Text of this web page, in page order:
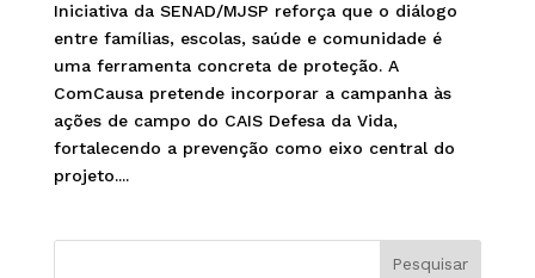
Iniciativa da SENAD/MJSP reforça que o diálogo
entre famílias, escolas, saúde e comunidade é
uma ferramenta concreta de proteção. A
ComCausa pretende incorporar a campanha às
ações de campo do CAIS Defesa da Vida,
fortalecendo a prevenção como eixo central do
projeto....
Pesquisar